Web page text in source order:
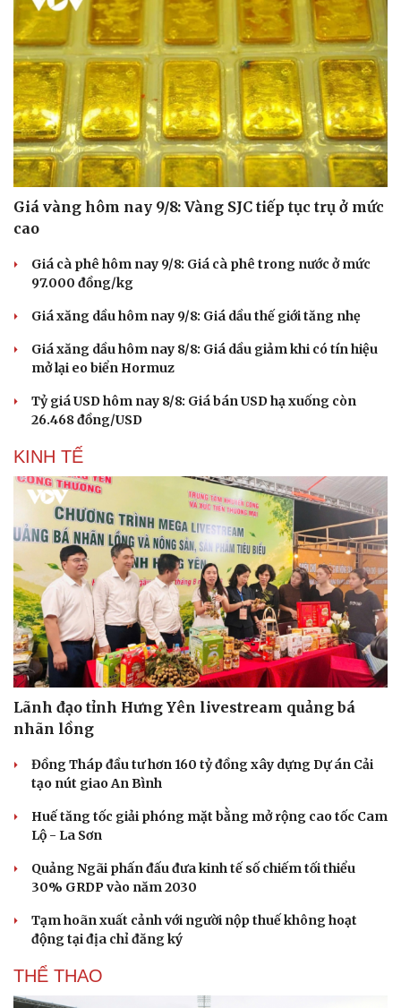
Du lịch
Săn Tour
check-in
Podcast
Đọc truyện đêm khuya
Hạt giống tâm hồn
Giá vàng hôm nay 9/8: Vàng SJC tiếp tục trụ ở mức
cao
Giá cà phê hôm nay 9/8: Giá cà phê trong nước ở mức
97.000 đồng/kg
Giá xăng dầu hôm nay 9/8: Giá dầu thế giới tăng nhẹ
Giá xăng dầu hôm nay 8/8: Giá dầu giảm khi có tín hiệu
mở lại eo biển Hormuz
Tỷ giá USD hôm nay 8/8: Giá bán USD hạ xuống còn
26.468 đồng/USD
KINH TẾ
Lãnh đạo tỉnh Hưng Yên livestream quảng bá
nhãn lồng
Đồng Tháp đầu tư hơn 160 tỷ đồng xây dựng Dự án Cải
tạo nút giao An Bình
Huế tăng tốc giải phóng mặt bằng mở rộng cao tốc Cam
Lộ - La Sơn
Quảng Ngãi phấn đấu đưa kinh tế số chiếm tối thiểu
30% GRDP vào năm 2030
Tạm hoãn xuất cảnh với người nộp thuế không hoạt
động tại địa chỉ đăng ký
THỂ THAO